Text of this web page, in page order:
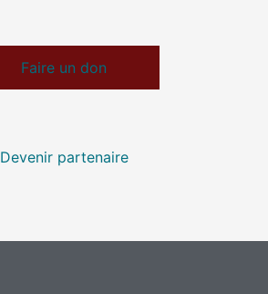
Faire un don
Devenir partenaire